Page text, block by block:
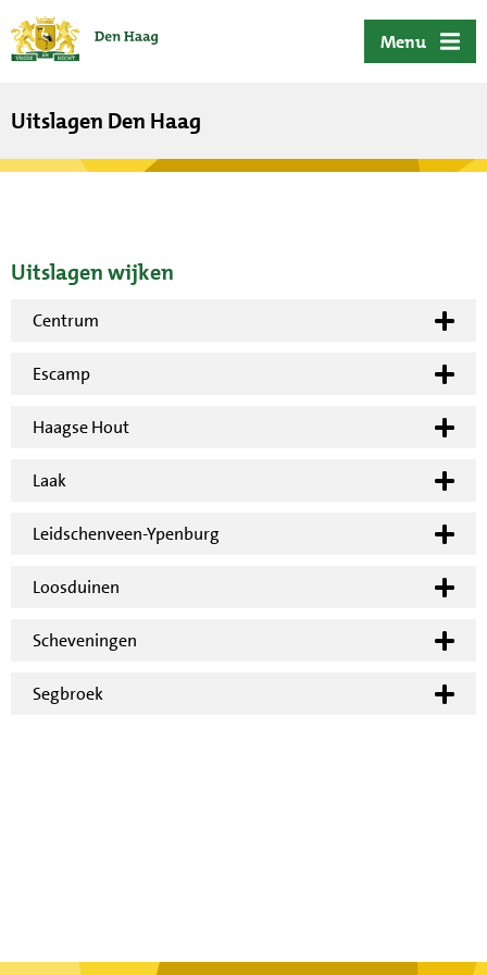
Menu
Uitslagen Den Haag
Uitslagen wijken
Centrum
Escamp
Haagse Hout
Laak
Leidschenveen-Ypenburg
Loosduinen
Scheveningen
Segbroek